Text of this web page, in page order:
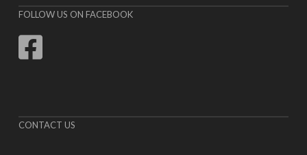
FOLLOW US ON FACEBOOK
CONTACT US